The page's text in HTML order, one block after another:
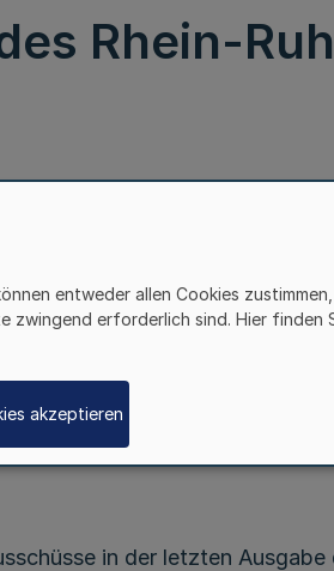
Rhein-
Rhein-Ruhr (VRR)
Rhein-Ruhr
in der letzten
entweder allen Cookies zustimmen,
zwingend erforderlich sind. Hier finden
akzeptieren